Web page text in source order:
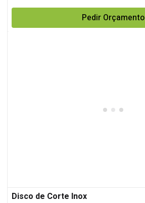
Pedir Orçamento
Disco de Corte Inox